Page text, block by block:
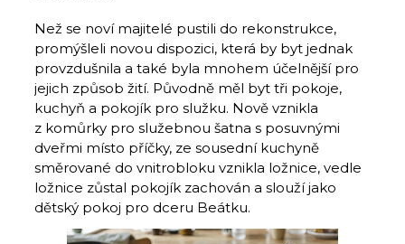
Než se noví majitelé pustili do rekonstrukce,
promýšleli novou dispozici, která by byt jednak
provzdušnila a také byla mnohem účelnější pro
jejich způsob žití. Původně měl byt tři pokoje,
kuchyň a pokojík pro služku. Nově vznikla
z komůrky pro služebnou šatna s posuvnými
dveřmi místo příčky, ze sousední kuchyně
směrované do vnitrobloku vznikla ložnice, vedle
ložnice zůstal pokojík zachován a slouží jako
dětský pokoj pro dceru Beátku.